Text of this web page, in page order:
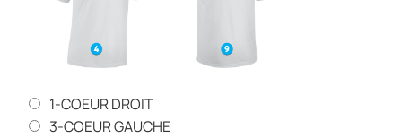
1-COEUR DROIT
3-COEUR GAUCHE